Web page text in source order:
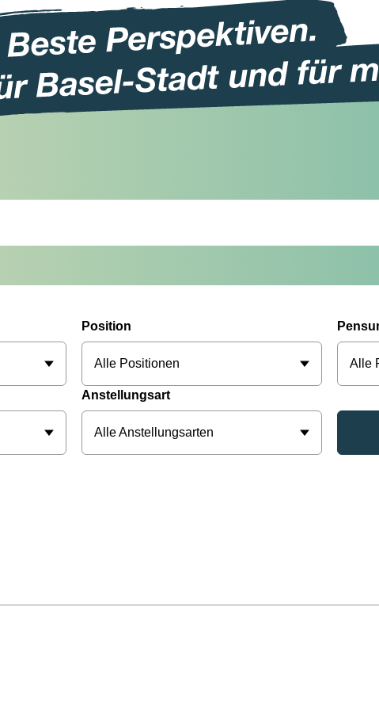
Position
Alle Positionen Alle
Anstellungsart
Alle Anstellungsarten